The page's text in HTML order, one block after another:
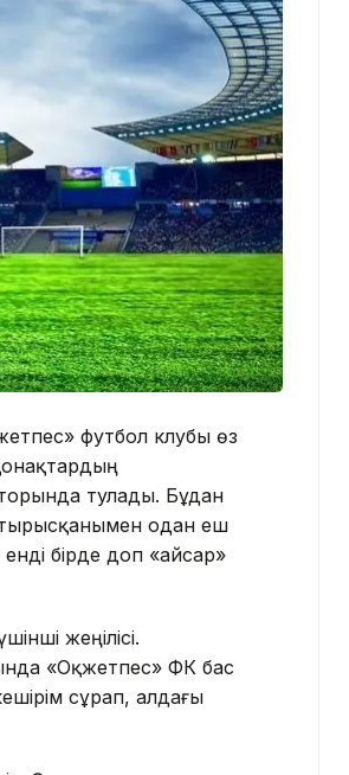
футбол клубы өз
тулады. Бұдан
тырысқанымен одан еш
бірде доп «Қайсар»
жеңілісі.
«Оқжетпес» ФК бас
сұрап, алдағы